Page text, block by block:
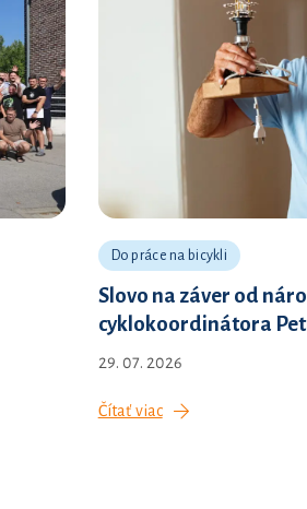
Do práce na bicykli
Slovo na záver od
cyklokoordinátora
29. 07. 2026
Čítať viac